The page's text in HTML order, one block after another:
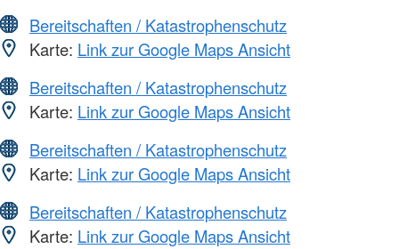
Bereitschaften / Katastrophenschutz
Karte: Link zur Google Maps Ansicht
Bereitschaften / Katastrophenschutz
Karte: Link zur Google Maps Ansicht
Bereitschaften / Katastrophenschutz
Karte: Link zur Google Maps Ansicht
Bereitschaften / Katastrophenschutz
Karte: Link zur Google Maps Ansicht